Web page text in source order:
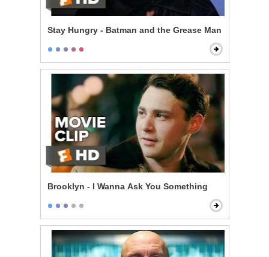
Stay Hungry - Batman and the Grease Man
Brooklyn - I Wanna Ask You Something